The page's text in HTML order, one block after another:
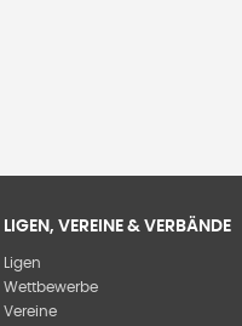
LIGEN, VEREINE & VERBÄNDE
Ligen
Wettbewerbe
Vereine